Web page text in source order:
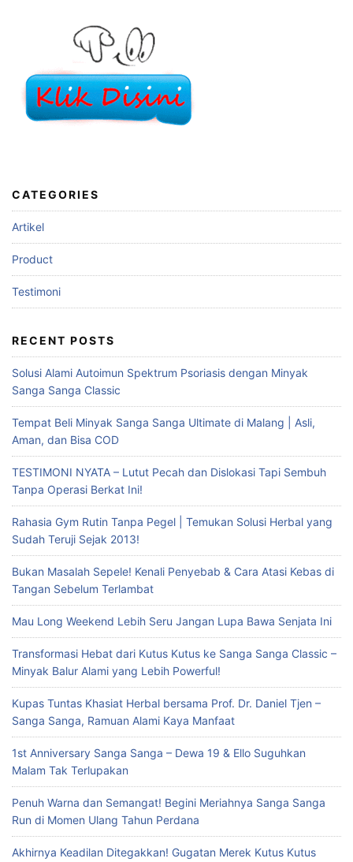
CATEGORIES
Artikel
Product
Testimoni
RECENT POSTS
Solusi Alami Autoimun Spektrum Psoriasis dengan Minyak
Sanga Sanga Classic
Tempat Beli Minyak Sanga Sanga Ultimate di Malang | Asli,
Aman, dan Bisa COD
TESTIMONI NYATA – Lutut Pecah dan Dislokasi Tapi Sembuh
Tanpa Operasi Berkat Ini!
Rahasia Gym Rutin Tanpa Pegel | Temukan Solusi Herbal yang
Sudah Teruji Sejak 2013!
Bukan Masalah Sepele! Kenali Penyebab & Cara Atasi Kebas di
Tangan Sebelum Terlambat
Mau Long Weekend Lebih Seru Jangan Lupa Bawa Senjata Ini
Transformasi Hebat dari Kutus Kutus ke Sanga Sanga Classic –
Minyak Balur Alami yang Lebih Powerful!
Kupas Tuntas Khasiat Herbal bersama Prof. Dr. Daniel Tjen –
Sanga Sanga, Ramuan Alami Kaya Manfaat
1st Anniversary Sanga Sanga – Dewa 19 & Ello Suguhkan
Malam Tak Terlupakan
Penuh Warna dan Semangat! Begini Meriahnya Sanga Sanga
Run di Momen Ulang Tahun Perdana
Akhirnya Keadilan Ditegakkan! Gugatan Merek Kutus Kutus